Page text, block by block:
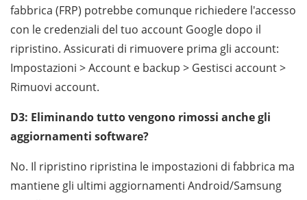
fabbrica (FRP) potrebbe comunque richiedere l'accesso
con le credenziali del tuo account Google dopo il
ripristino. Assicurati di rimuovere prima gli account:
Impostazioni > Account e backup > Gestisci account >
Rimuovi account.
D3: Eliminando tutto vengono rimossi anche gli
aggiornamenti software?
No. Il ripristino ripristina le impostazioni di fabbrica ma
mantiene gli ultimi aggiornamenti Android/Samsung